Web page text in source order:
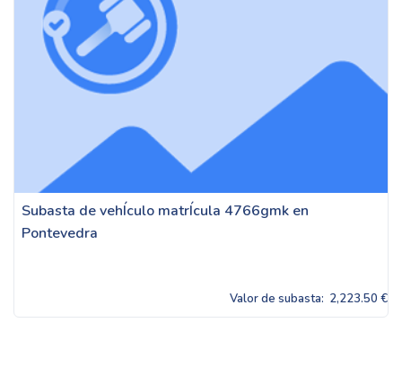
Subasta de vehÍculo matrÍcula 4766gmk en
Pontevedra
Valor de subasta: 2,223.50 €